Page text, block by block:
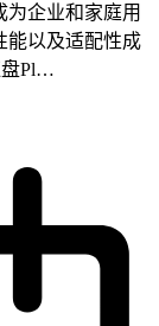
为企业和家庭用
能以及适配性成
盘Pl…